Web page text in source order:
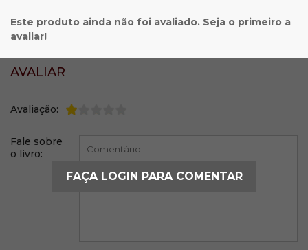
Este produto ainda não foi avaliado. Seja o primeiro a
avaliar!
AVALIAR
Avaliação:
Fale sobre
o livro:
FAÇA LOGIN PARA COMENTAR